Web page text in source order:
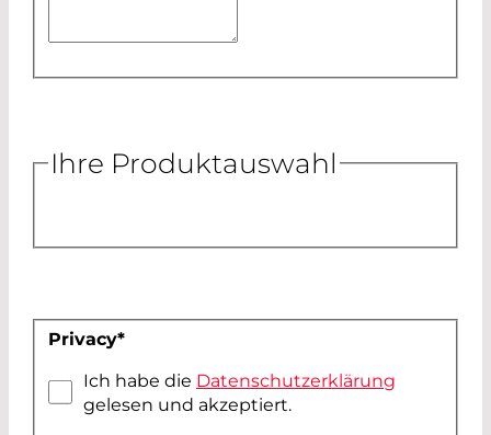
Ihre Produktauswahl
Privacy*
Ich habe die Datenschutzerklärung
gelesen und akzeptiert.